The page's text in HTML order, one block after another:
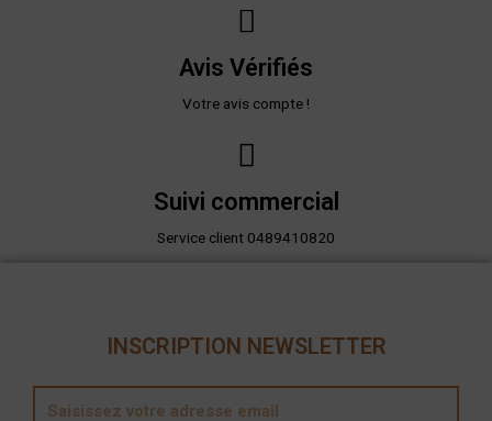
Avis Vérifiés
Votre avis compte !
Suivi commercial
Service client 0489410820
INSCRIPTION NEWSLETTER